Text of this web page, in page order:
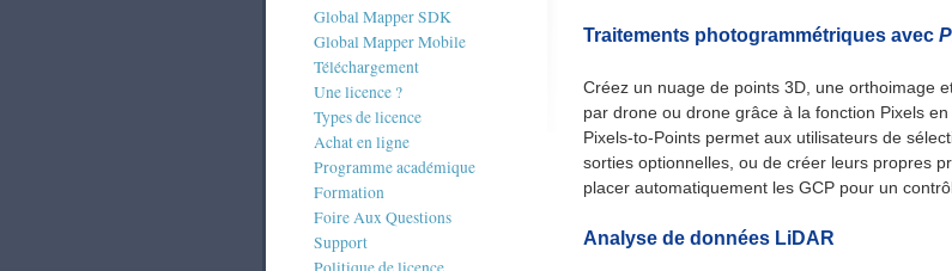
Global Mapper SDK
Global Mapper Mobile
Téléchargement
Une licence ?
Types de licence
Achat en ligne
Programme académique
Formation
Foire Aux Questions
Support
Traitements photogrammétriques avec
Créez un nuage de points 3D, une orthoimage
par drone ou drone grâce à la fonction Pixels
Pixels-to-Points permet aux utilisateurs de
sorties optionnelles, ou de créer leurs propres
placer automatiquement les GCP pour un
Analyse de données LiDAR